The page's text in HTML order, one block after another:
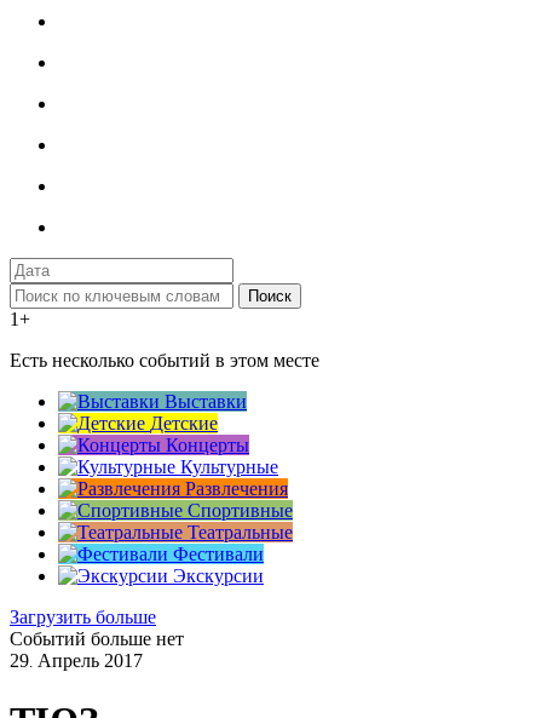
Поиск
1+
Есть несколько событий в этом месте
Выставки
Детские
Концерты
Культурные
Развлечения
Спортивные
Театральные
Фестивали
Экскурсии
Загрузить больше
Событий больше нет
29. Апрель 2017